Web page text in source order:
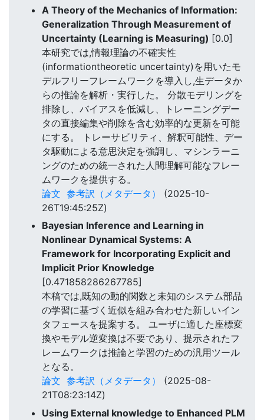
A Theory of the Mechanics of Information:
Generalization Through Measurement of
Uncertainty (Learning is Measuring) [0.0]
本研究では,情報理論の不確実性
(informationtheoretic uncertainty)を用いたモ
デルフリーフレームワークを導入し,生データか
らの推論を解析・実行した。 分散モデリングを
排除し、バイアスを低減し、トレーニングデー
タの直接編集や削除を含む効率的な更新を可能
にする。 トレーサビリティ、解釈可能性、デー
タ駆動による意思決定を強調し、マシンラーニ
ングのための統一された人間理解可能なフレー
ムワークを提供する。
論文 参考訳（メタデータ）
(2025-10-
26T19:45:25Z)
Bayesian Inference and Learning in
Nonlinear Dynamical Systems: A
Framework for Incorporating Explicit and
Implicit Prior Knowledge
[0.471858286267785]
本稿では,既知の動的関数と未知のシステム部品
の学習に基づく近似を組み合わせた新しいイン
タフェースを提案する。 ユーザに適した座標変
換やモデル逆変換は不要であり、提示されたフ
レームワークは推論と学習のための汎用ツール
となる。
論文 参考訳（メタデータ）
(2025-08-
21T08:23:14Z)
Using External knowledge to Enhanced PLM